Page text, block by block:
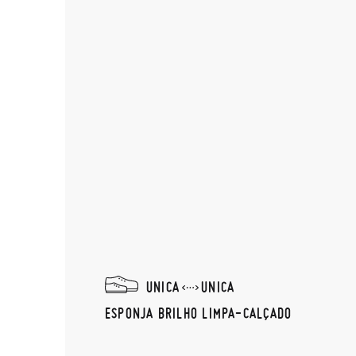
UNICA
UNICA
ESPONJA BRILHO LIMPA-CALÇADO